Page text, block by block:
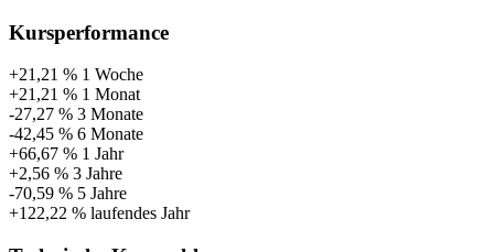
Kursperformance
+21,21 % 1 Woche
+21,21 % 1 Monat
-27,27 % 3 Monate
-42,45 % 6 Monate
+66,67 % 1 Jahr
+2,56 % 3 Jahre
-70,59 % 5 Jahre
+122,22 % laufendes Jahr